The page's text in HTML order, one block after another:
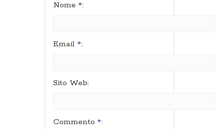
Nome *:
Email *:
Sito Web:
Commento *: